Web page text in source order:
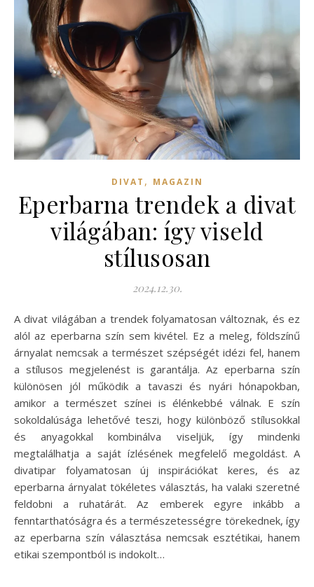
DIVAT , MAGAZIN
Eperbarna trendek a divat
világában: így viseld
stílusosan
2024.12.30.
A divat világában a trendek folyamatosan változnak, és ez
alól az eperbarna szín sem kivétel. Ez a meleg, földszínű
árnyalat nemcsak a természet szépségét idézi fel, hanem
a stílusos megjelenést is garantálja. Az eperbarna szín
különösen jól működik a tavaszi és nyári hónapokban,
amikor a természet színei is élénkebbé válnak. E szín
sokoldalúsága lehetővé teszi, hogy különböző stílusokkal
és anyagokkal kombinálva viseljük, így mindenki
megtalálhatja a saját ízlésének megfelelő megoldást. A
divatipar folyamatosan új inspirációkat keres, és az
eperbarna árnyalat tökéletes választás, ha valaki szeretné
feldobni a ruhatárát. Az emberek egyre inkább a
fenntarthatóságra és a természetességre törekednek, így
az eperbarna szín választása nemcsak esztétikai, hanem
etikai szempontból is indokolt…